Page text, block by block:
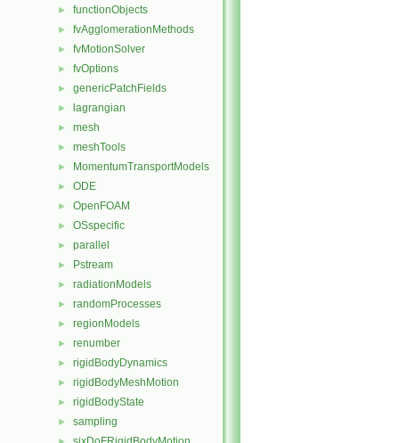
► functionObjects
► fvAgglomerationMethods
► fvMotionSolver
► fvOptions
► genericPatchFields
► lagrangian
► mesh
► meshTools
► MomentumTransportModels
► ODE
► OpenFOAM
► OSspecific
► parallel
► Pstream
► radiationModels
► randomProcesses
► regionModels
► renumber
► rigidBodyDynamics
► rigidBodyMeshMotion
► rigidBodyState
► sampling